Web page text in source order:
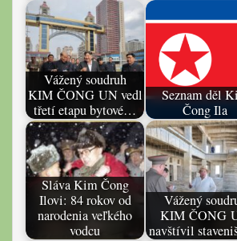
Vážený soudruh
KIM ČONG UN vedl
třetí etapu bytové…
Seznam děl
Čong Ila
Sláva Kim Čong
Ilovi: 84 rokov od
narodenia veľkého
vodcu
Vážený
KIM ČONG
navštívil